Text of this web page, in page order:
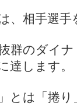
、相手選
群のダイ
達します。
とは「捲